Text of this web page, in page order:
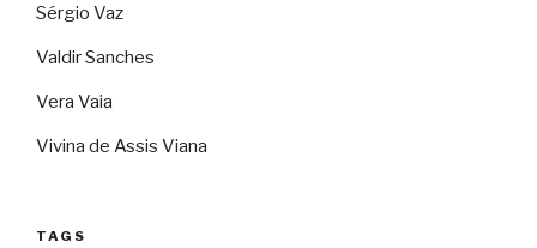
Sérgio Vaz
Valdir Sanches
Vera Vaia
Vivina de Assis Viana
TAGS